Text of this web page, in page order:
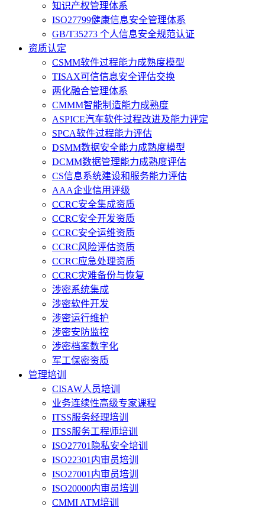
知识产权管理体系
ISO27799健康信息安全管理体系
GB/T35273 个人信息安全规范认证
资质认定
CSMM软件过程能力成熟度模型
TISAX可信信息安全评估交换
两化融合管理体系
CMMM智能制造能力成熟度
ASPICE汽车软件过程改进及能力评定
SPCA软件过程能力评估
DSMM数据安全能力成熟度模型
DCMM数据管理能力成熟度评估
CS信息系统建设和服务能力评估
AAA企业信用评级
CCRC安全集成资质
CCRC安全开发资质
CCRC安全运维资质
CCRC风险评估资质
CCRC应急处理资质
CCRC灾难备份与恢复
涉密系统集成
涉密软件开发
涉密运行维护
涉密安防监控
涉密档案数字化
军工保密资质
管理培训
CISAW人员培训
业务连续性高级专家课程
ITSS服务经理培训
ITSS服务工程师培训
ISO27701隐私安全培训
ISO22301内审员培训
ISO27001内审员培训
ISO20000内审员培训
CMMI ATM培训